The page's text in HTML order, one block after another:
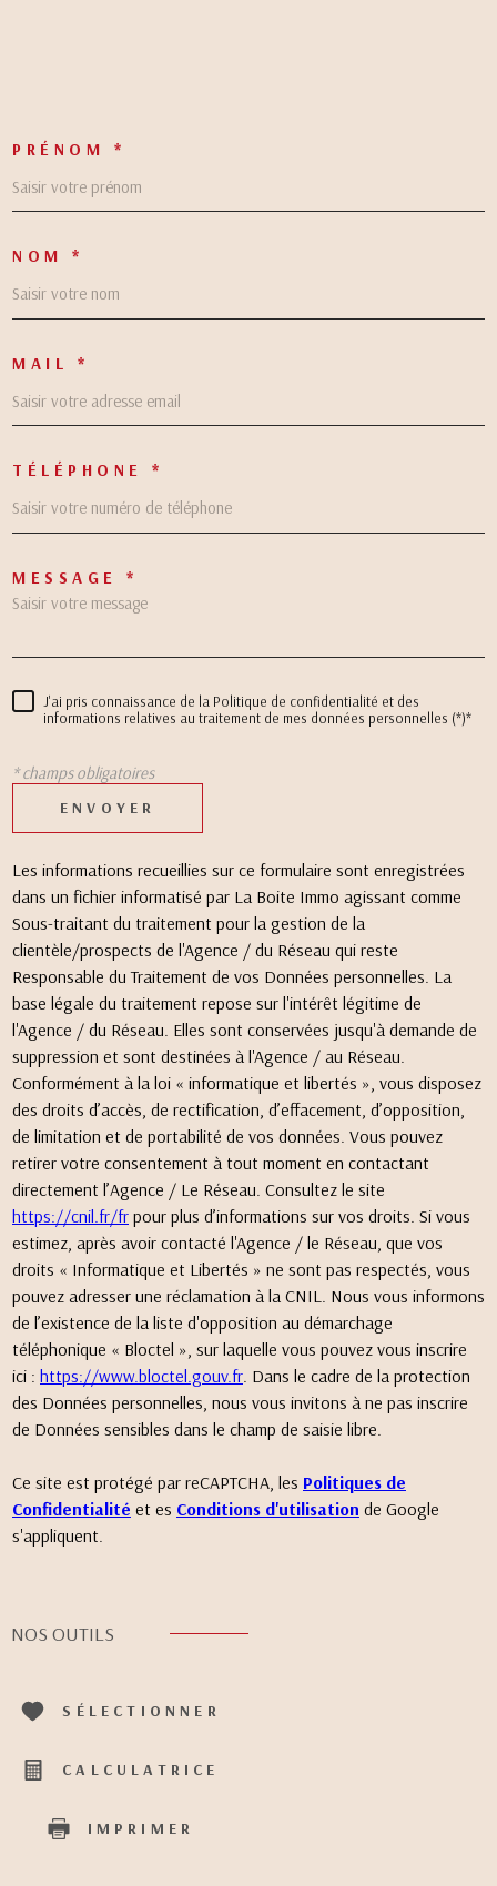
PRÉNOM *
NOM *
MAIL *
TÉLÉPHONE *
MESSAGE *
J'ai pris connaissance de la Politique de confidentialité et des
informations relatives au traitement de mes données personnelles (*)*
* champs obligatoires
ENVOYER
Les informations recueillies sur ce formulaire sont enregistrées
dans un fichier informatisé par La Boite Immo agissant comme
Sous-traitant du traitement pour la gestion de la
clientèle/prospects de l'Agence / du Réseau qui reste
Responsable du Traitement de vos Données personnelles. La
base légale du traitement repose sur l'intérêt légitime de
l'Agence / du Réseau. Elles sont conservées jusqu'à demande de
suppression et sont destinées à l'Agence / au Réseau.
Conformément à la loi « informatique et libertés », vous disposez
des droits d’accès, de rectification, d’effacement, d’opposition,
de limitation et de portabilité de vos données. Vous pouvez
retirer votre consentement à tout moment en contactant
directement l’Agence / Le Réseau. Consultez le site
https://cnil.fr/fr pour plus d’informations sur vos droits. Si vous
estimez, après avoir contacté l'Agence / le Réseau, que vos
droits « Informatique et Libertés » ne sont pas respectés, vous
pouvez adresser une réclamation à la CNIL. Nous vous informons
de l’existence de la liste d'opposition au démarchage
téléphonique « Bloctel », sur laquelle vous pouvez vous inscrire
ici : https://www.bloctel.gouv.fr . Dans le cadre de la protection
des Données personnelles, nous vous invitons à ne pas inscrire
de Données sensibles dans le champ de saisie libre.
Ce site est protégé par reCAPTCHA, les Politiques de
Confidentialité et es Conditions d'utilisation de Google
s'appliquent.
NOS OUTILS
SÉLECTIONNER
CALCULATRICE
IMPRIMER